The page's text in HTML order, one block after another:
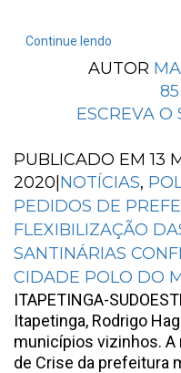
Continue lendo
AUTOR
85
ESCREVA O
PUBLICADO EM13
2020 NOTÍCIAS,
PEDIDOS DE
FLEXIBILIZAÇÃO
SANTINÁRIAS
CIDADE POLO DO
ITAPETINGA-
Itapetinga, Rodrigo
municípios vizinhos. A
de Crise da prefeitura